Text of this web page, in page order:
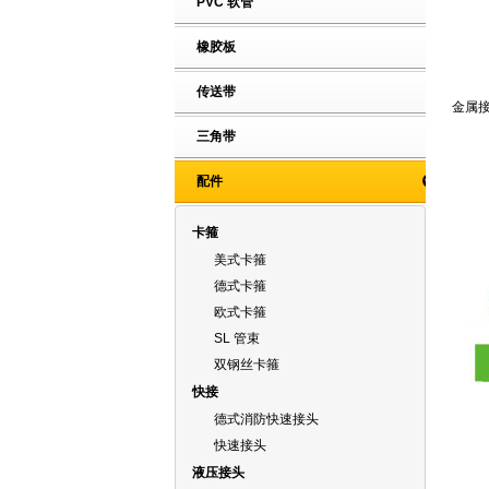
橡胶板
传送带
三角带
配件
卡箍
美式卡箍
德式卡箍
欧式卡箍
SL 管束
双钢丝卡箍
快接
德式消防快速接头
快速接头
液压接头
金属